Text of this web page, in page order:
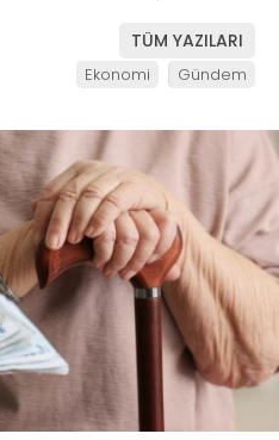
TÜM YAZILARI
Ekonomi Gündem